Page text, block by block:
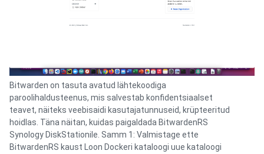
Bitwarden on tasuta avatud lähtekoodiga
paroolihaldusteenus, mis salvestab konfidentsiaalset
teavet, näiteks veebisaidi kasutajatunnuseid, krüpteeritud
hoidlas. Täna näitan, kuidas paigaldada BitwardenRS
Synology DiskStationile. Samm 1: Valmistage ette
BitwardenRS kaust Loon Dockeri kataloogi uue kataloogi